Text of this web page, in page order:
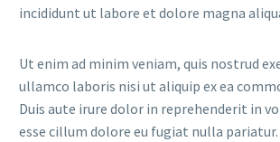
incididunt ut labore et dolore magna
Ut enim ad minim veniam, quis nostrud
ullamco laboris nisi ut aliquip ex ea
Duis aute irure dolor in reprehenderit in
esse cillum dolore eu fugiat nulla